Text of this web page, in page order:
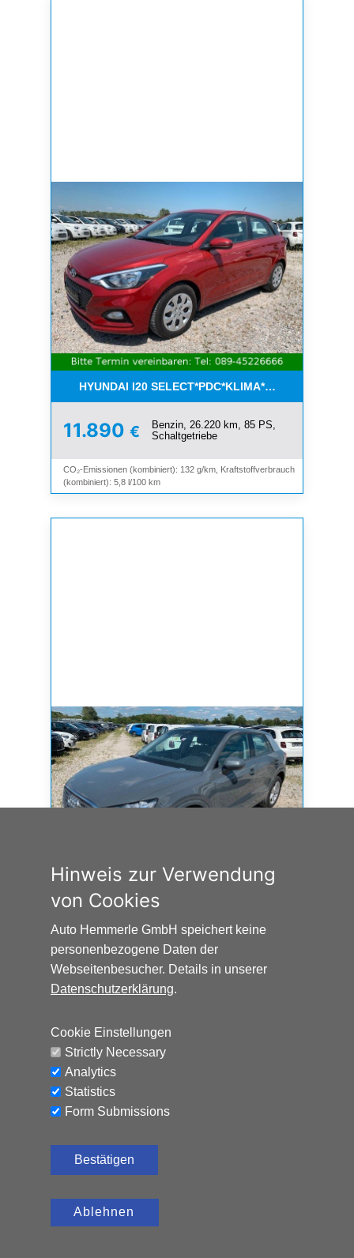
HYUNDAI I20 SELECT*PDC*KLIMA*ESP*8-
11.890 €
Benzin, 26.220 km, 85 PS,
Schaltgetriebe
CO₂-Emissionen (kombiniert): 132 g/km, Kraftstoffverbrauch
(kombiniert): 5,8 l/100 km
AUDI Q2 SPORT*AUTOMATIK*SCHIEBEDACH*8-
12.500€
Benzin, 152.797 km, 150 PS,
CO₂-Emissionen (kombiniert): 119 g/km, Kraftstoffverbrauch
Hinweis zur Verwendung
von Cookies
Auto Hemmerle GmbH speichert keine
personenbezogene Daten der
Webseitenbesucher. Details in unserer
Datenschutzerklärung.
Cookie Einstellungen
Strictly Necessary
Analytics
Statistics
Form Submissions
Bestätigen
Ablehnen